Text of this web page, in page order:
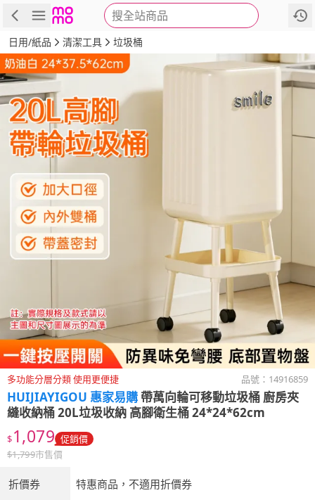
搜全站商品
商品 評價 詳情
日用/紙品 清潔工具 垃圾桶
多功能分層分類 使用更便捷 品號： 14916859
HUIJIAYIGOU 惠家易購 帶萬向輪可移動垃圾桶 廚房夾
縫收納桶 20L垃圾收納 高腳衛生桶 24*24*62cm
$1,079 促銷價
$1,799市售價
折價券 特惠商品，不適用折價券